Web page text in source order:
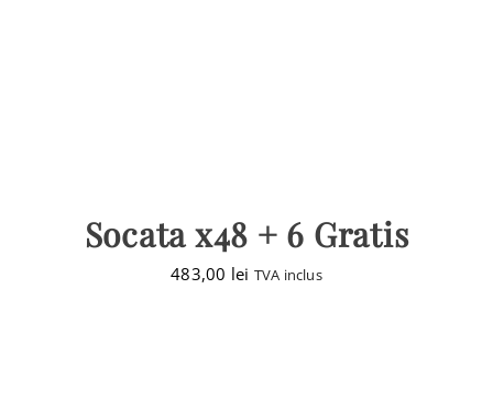
Socata x48 + 6 Gratis
483,00 lei TVA inclus